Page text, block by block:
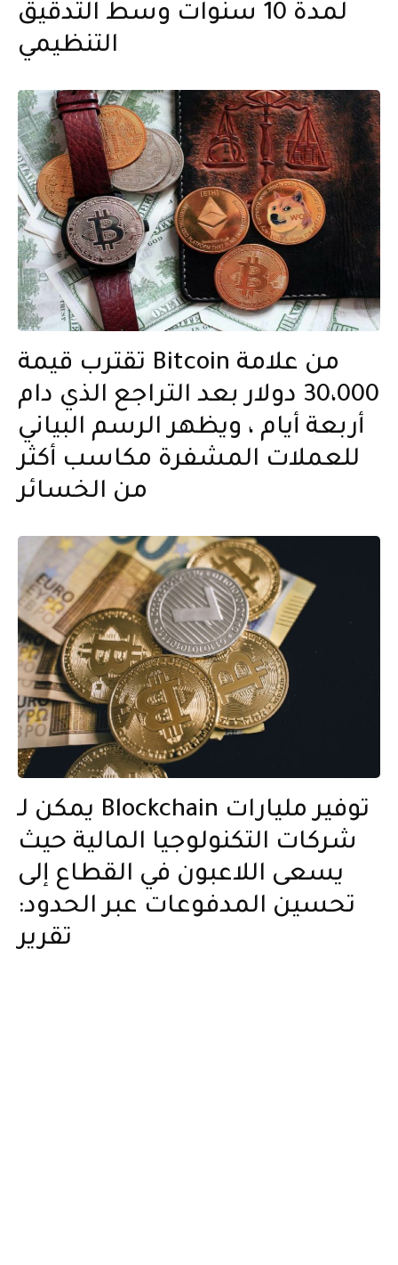
لمدة 10 سنوات وسط التدقيق
التنظيمي
تقترب قيمة Bitcoin من علامة
30،000 دولار بعد التراجع الذي دام
أربعة أيام ، ويظهر الرسم البياني
للعملات المشفرة مكاسب أكثر
من الخسائر
يمكن لـ Blockchain توفير مليارات
شركات التكنولوجيا المالية حيث
يسعى اللاعبون في القطاع إلى
تحسين المدفوعات عبر الحدود:
تقرير